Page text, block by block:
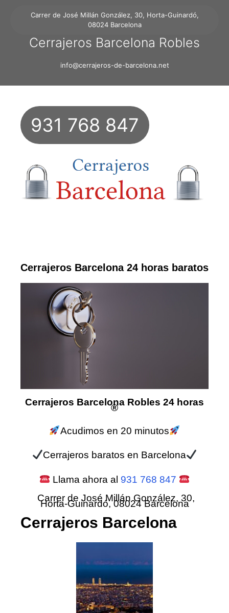
Carrer de José Millán González, 30, Horta-Guinardó,
08024 Barcelona
Cerrajeros Barcelona Robles
info@cerrajeros-de-barcelona.net
931 768 847
Cerrajeros Barcelona 24 horas baratos
Cerrajeros Barcelona Robles 24 horas
®
Acudimos en 20 minutos
Cerrajeros baratos en Barcelona
Llama ahora al 931 768 847
Carrer de José Millán González, 30,
Horta-Guinardó, 08024 Barcelona
Cerrajeros Barcelona